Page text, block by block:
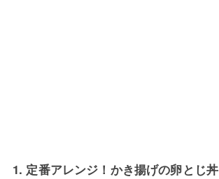
1. 定番アレンジ！かき揚げの卵とじ丼